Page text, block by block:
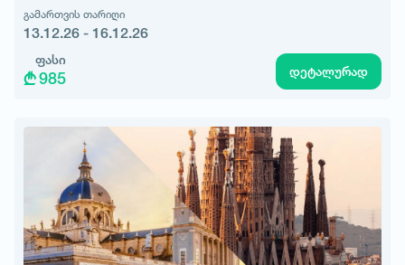
გამართვის თარიღი
13.12.26 - 16.12.26
ფასი
985 დეტალურად